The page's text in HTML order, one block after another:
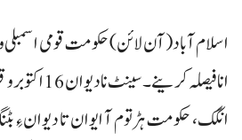
اسلام آباد(آن لائن) حکومت قومی اسمبلی
انگک، حکومت ہڑتوم آ ایوان تا دیوان ءِ